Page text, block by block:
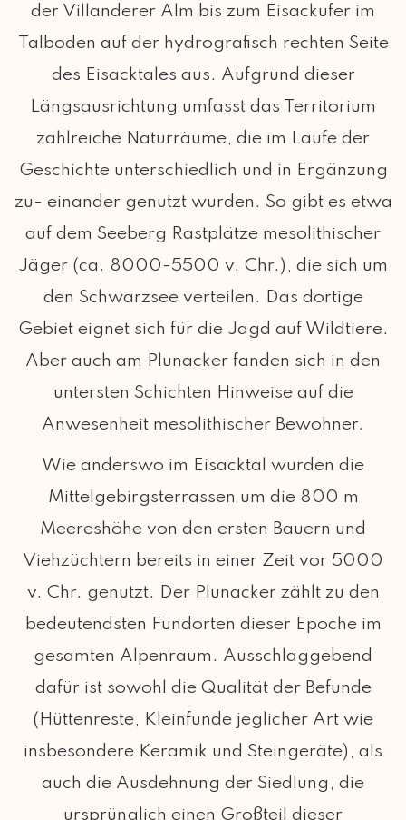
der Villanderer Alm bis zum Eisackufer im
Talboden auf der hydrografisch rechten Seite
des Eisacktales aus. Aufgrund dieser
Längsausrichtung umfasst das Territorium
zahlreiche Naturräume, die im Laufe der
Geschichte unterschiedlich und in Ergänzung
zu- einander genutzt wurden. So gibt es etwa
auf dem Seeberg Rastplätze mesolithischer
Jäger (ca. 8000-5500 v. Chr.), die sich um
den Schwarzsee verteilen. Das dortige
Gebiet eignet sich für die Jagd auf Wildtiere.
Aber auch am Plunacker fanden sich in den
untersten Schichten Hinweise auf die
Anwesenheit mesolithischer Bewohner.
Wie anderswo im Eisacktal wurden die
Mittelgebirgsterrassen um die 800 m
Meereshöhe von den ersten Bauern und
Viehzüchtern bereits in einer Zeit vor 5000
v. Chr. genutzt. Der Plunacker zählt zu den
bedeutendsten Fundorten dieser Epoche im
gesamten Alpenraum. Ausschlaggebend
dafür ist sowohl die Qualität der Befunde
(Hüttenreste, Kleinfunde jeglicher Art wie
insbesondere Keramik und Steingeräte), als
auch die Ausdehnung der Siedlung, die
ursprünglich einen Großteil dieser